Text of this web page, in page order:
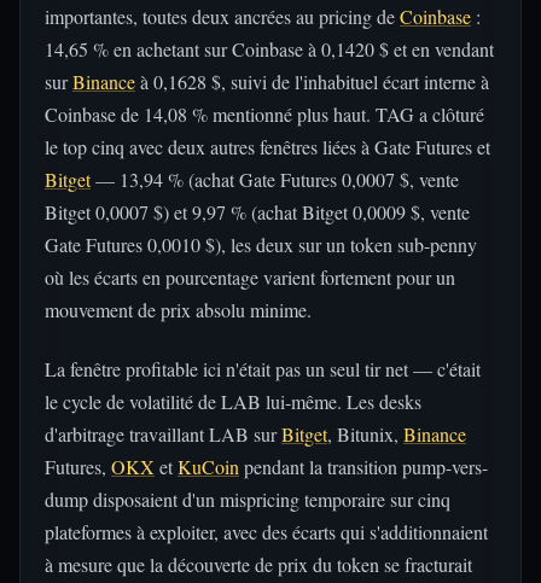
importantes, toutes deux ancrées au pricing deCoinbase :
14,65 % en achetant sur Coinbase à 0,1420 $ et en vendant
surBinanceà 0,1628 $, suivi de l'inhabituel écart interne à
Coinbase de 14,08 % mentionné plus haut. TAG a clôturé
le top cinq avec deux autres fenêtres liées à Gate Futures et
Bitget— 13,94 % (achat Gate Futures 0,0007 $, vente
Bitget 0,0007 $) et 9,97 % (achat Bitget 0,0009 $, vente
Gate Futures 0,0010 $), les deux sur un token sub-penny
où les écarts en pourcentage varient fortement pour un
mouvement de prix absolu minime.
La fenêtre profitable ici n'était pas un seul tir net — c'était
le cycle de volatilité de LAB lui-même. Les desks
d'arbitrage travaillant LAB surBitget, Bitunix, Binance
Futures, OKX etKuCoin pendant la transition pump-vers-
dump disposaient d'un mispricing temporaire sur cinq
plateformes à exploiter, avec des écarts qui s'additionnaient
à mesure que la découverte de prix du token se fracturait